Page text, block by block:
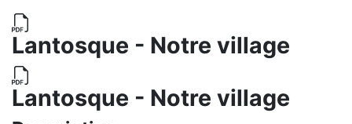
Lantosque - Notre village
Lantosque - Notre village